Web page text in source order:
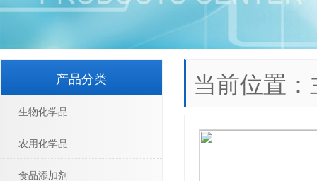
当前位置：
产品分类
生物化学品
农用化学品
食品添加剂